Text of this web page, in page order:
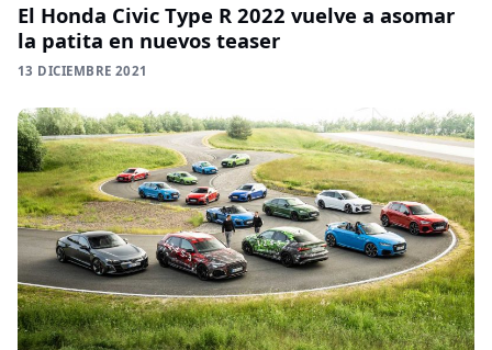
El Honda Civic Type R 2022 vuelve a asomar
la patita en nuevos teaser
13 DICIEMBRE 2021